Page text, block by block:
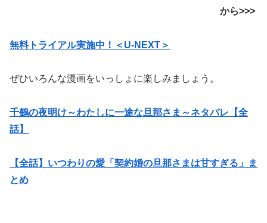
から>>>
無料トライアル実施中！＜U-NEXT＞
ぜひいろんな漫画をいっしょに楽しみましょう。
千鶴の夜明け～わたしに一途な旦那さま～ネタバレ【全
話】
【全話】いつわりの愛「契約婚の旦那さまは甘すぎる」ま
とめ